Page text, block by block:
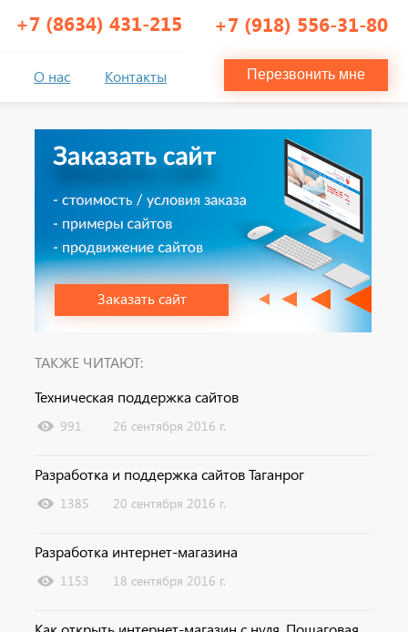
+7 (8634) 431-215
О нас Контакты
+7 (918) 556-31-80
Перезвонить мне
Заказать сайт
ТАКЖЕ ЧИТАЮТ:
Техническая поддержка сайтов
991 26 сентября 2016 г.
Разработка и поддержка сайтов Таганрог
1385 20 сентября 2016 г.
Разработка интернет-магазина
1153 18 сентября 2016 г.